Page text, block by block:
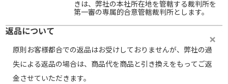
きは、弊社の本社所在地を管轄する裁判所を
第一審の専属的合意管轄裁判所とします。
返品について
原則お客様都合での返品はお受けしておりませんが、弊社の過
失による返品の場合は、商品代を商品と引き換えをもってご返
金させていただきます。